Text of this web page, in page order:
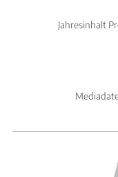
Jahresinhalt